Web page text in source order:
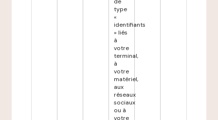
type
«
identifiants
» liés
à
votre
terminal,
à
votre
matériel,
aux
réseaux
sociaux
ou à
votre